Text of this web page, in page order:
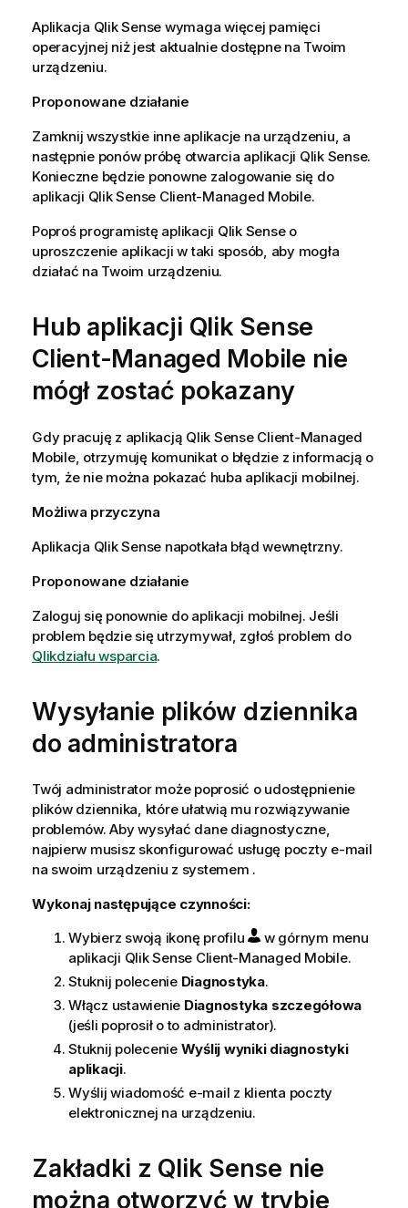
Aplikacja Qlik Sense wymaga więcej pamięci
operacyjnej niż jest aktualnie dostępne na Twoim
urządzeniu.
Proponowane działanie
Zamknij wszystkie inne aplikacje na urządzeniu, a
następnie ponów próbę otwarcia aplikacji Qlik Sense.
Konieczne będzie ponowne zalogowanie się do
aplikacji Qlik Sense Client-Managed Mobile.
Poproś programistę aplikacji Qlik Senseo
uproszczenie aplikacji w taki sposób, aby mogła
działać na Twoim urządzeniu.
Hub aplikacji Qlik Sense
Client-Managed Mobile nie
mógł zostać pokazany
Gdy pracuję z aplikacją Qlik Sense Client-Managed
Mobile, otrzymuję komunikat o błędzie z informacją o
tym, że nie można pokazać huba aplikacji mobilnej.
Możliwa przyczyna
Aplikacja Qlik Sense napotkała błąd wewnętrzny.
Proponowane działanie
Zaloguj się ponownie do aplikacji mobilnej. Jeśli
problem będzie się utrzymywał, zgłoś problem do
Qlikdziału wsparcia.
Wysyłanie plików dziennika
do administratora
Twój administrator może poprosić o udostępnienie
plików dziennika, które ułatwią mu rozwiązywanie
problemów. Aby wysyłać dane diagnostyczne,
najpierw musisz skonfigurować usługę poczty e-mail
na swoim urządzeniu z systemem .
Wykonaj następujące czynności:
Wybierz swoją ikonę profilu
w górnym menu
aplikacji Qlik Sense Client-Managed Mobile.
Stuknij polecenie Diagnostyka.
Włącz ustawienie Diagnostyka szczegółowa
(jeśli poprosił o to administrator).
Stuknij polecenie Wyślij wyniki diagnostyki
aplikacji.
Wyślij wiadomość e-mail z klienta poczty
elektronicznej na urządzeniu.
Zakładki z Qlik Sense nie
można otworzyć w trybie